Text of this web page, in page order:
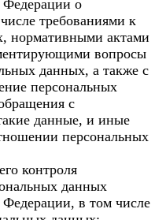
Федерации о
требованиями к
нормативными актами
вопросы
данных, а также с
персональных
с
данные, и иные
персональных
контроля
данных
Федерации, в том числе